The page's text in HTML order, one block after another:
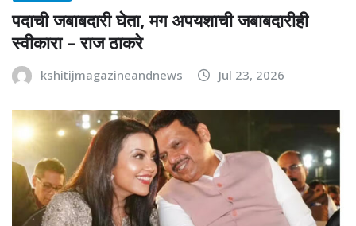
पदाची जबाबदारी घेता, मग अपयशाची जबाबदारीही
स्वीकारा – राज ठाकरे
kshitijmagazineandnews Jul 23, 2026